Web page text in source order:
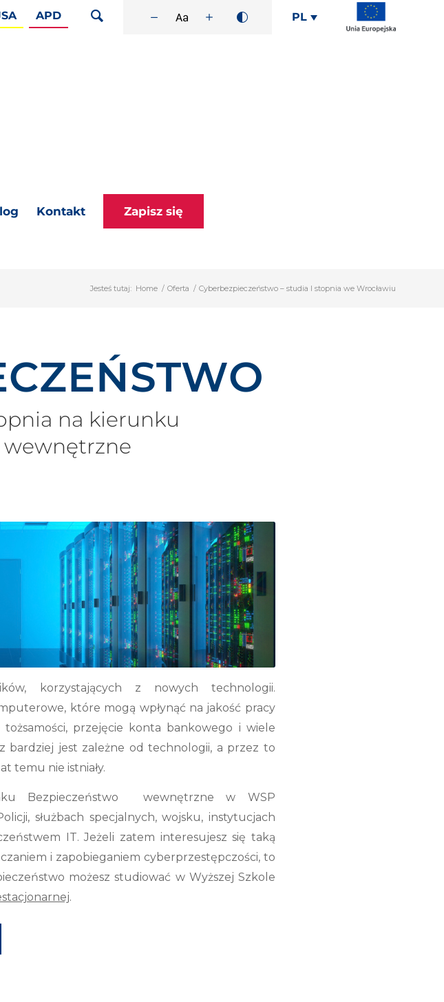
APD PL
Kontakt Zapisz się
Jesteś tutaj: Home / Oferta / Cyberbezpieczeństwo – studia I stopnia we Wrocławiu
na kierunku
korzystających z nowych technologii.
które mogą wpłynąć na jakość pracy
przejęcie konta bankowego i wiele
bardziej jest zależne od technologii, a przez to
temu nie istniały.
Bezpieczeństwo wewnętrzne w WSP
służbach specjalnych, wojsku, instytucjach
IT. Jeżeli zatem interesujesz się taką
i zapobieganiem cyberprzestępczości, to
możesz studiować w Wyższej Szkole
.